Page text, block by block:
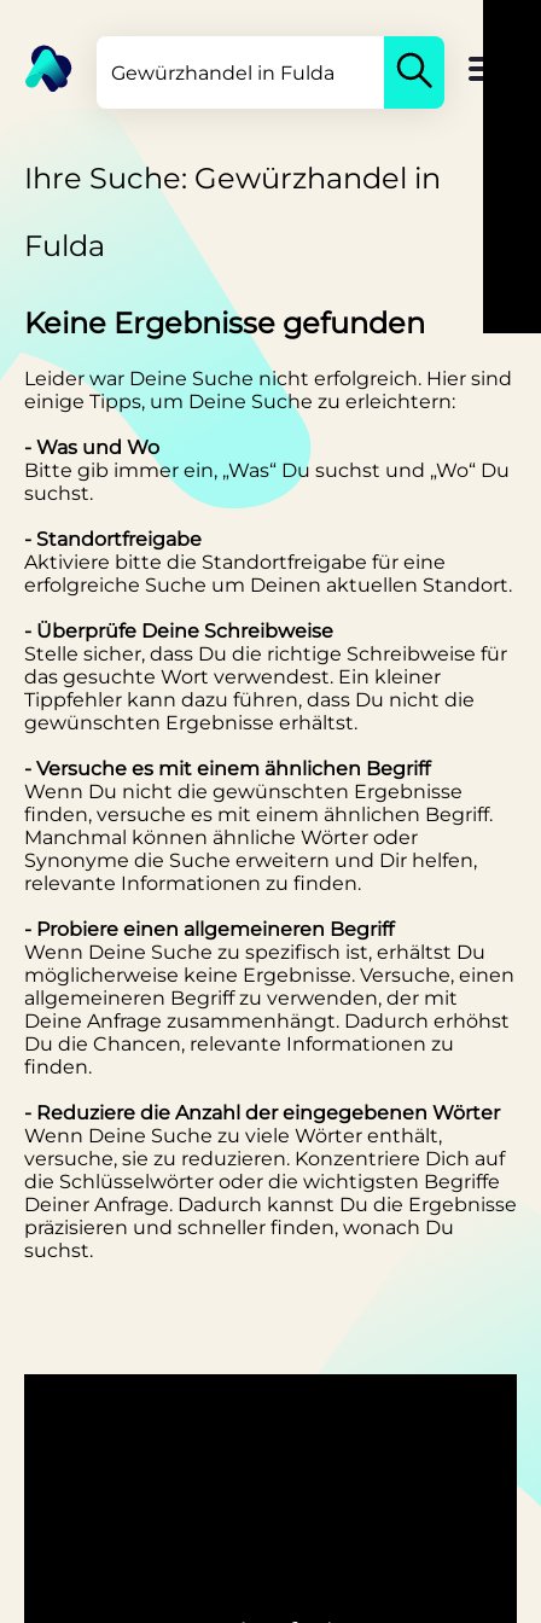
Ihre Suche: Gewürzhandel in
Fulda
Keine Ergebnisse gefunden
Leider war Deine Suche nicht erfolgreich. Hier sind
einige Tipps, um Deine Suche zu erleichtern:
- Was und Wo
Bitte gib immer ein, „Was“ Du suchst und „Wo“ Du
suchst.
- Standortfreigabe
Aktiviere bitte die Standortfreigabe für eine
erfolgreiche Suche um Deinen aktuellen Standort.
- Überprüfe Deine Schreibweise
Stelle sicher, dass Du die richtige Schreibweise für
das gesuchte Wort verwendest. Ein kleiner
Tippfehler kann dazu führen, dass Du nicht die
gewünschten Ergebnisse erhältst.
- Versuche es mit einem ähnlichen Begriff
Wenn Du nicht die gewünschten Ergebnisse
finden, versuche es mit einem ähnlichen Begriff.
Manchmal können ähnliche Wörter oder
Synonyme die Suche erweitern und Dir helfen,
relevante Informationen zu finden.
- Probiere einen allgemeineren Begriff
Wenn Deine Suche zu spezifisch ist, erhältst Du
möglicherweise keine Ergebnisse. Versuche, einen
allgemeineren Begriff zu verwenden, der mit
Deine Anfrage zusammenhängt. Dadurch erhöhst
Du die Chancen, relevante Informationen zu
finden.
- Reduziere die Anzahl der eingegebenen Wörter
Wenn Deine Suche zu viele Wörter enthält,
versuche, sie zu reduzieren. Konzentriere Dich auf
die Schlüsselwörter oder die wichtigsten Begriffe
Deiner Anfrage. Dadurch kannst Du die Ergebnisse
präzisieren und schneller finden, wonach Du
suchst.